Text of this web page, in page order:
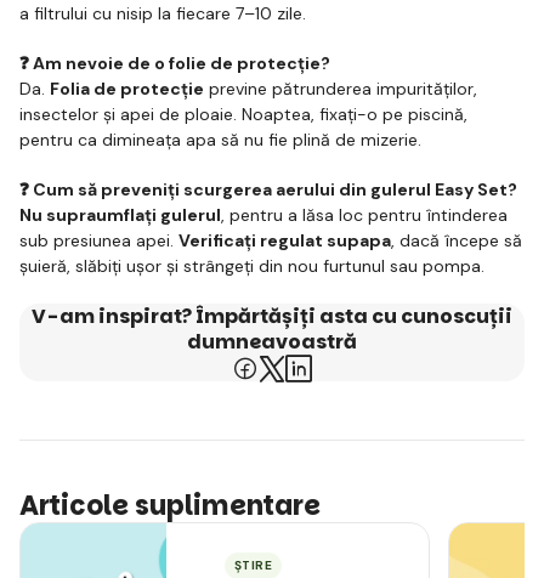
a filtrului cu nisip la fiecare 7–10 zile.
❓ Am nevoie de o folie de protecție?
Da. Folia de protecție previne pătrunderea impurităților,
insectelor și apei de ploaie. Noaptea, fixați-o pe piscină,
pentru ca dimineața apa să nu fie plină de mizerie.
❓ Cum să preveniți scurgerea aerului din gulerul Easy Set?
Nu supraumflați gulerul, pentru a lăsa loc pentru întinderea
sub presiunea apei. Verificați regulat supapa, dacă începe să
șuieră, slăbiți ușor și strângeți din nou furtunul sau pompa.
V-am inspirat? Împărtășiți asta cu cunoscuții
dumneavoastră
Articole suplimentare
ȘTIRE